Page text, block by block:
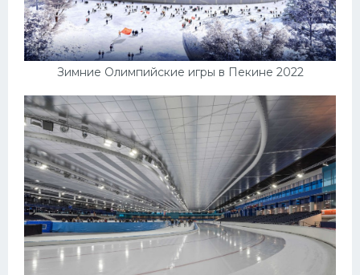
Зимние Олимпийские игры в Пекине 2022